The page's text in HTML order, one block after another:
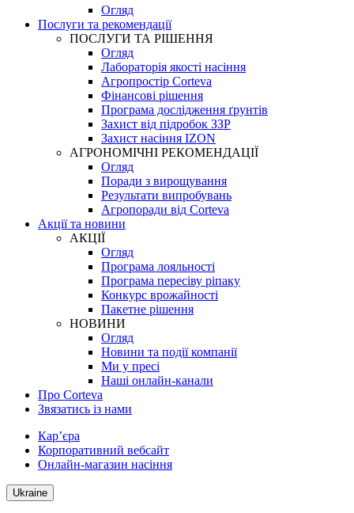
Огляд
Послуги та рекомендації
ПОСЛУГИ ТА РІШЕННЯ
Огляд
Лабораторія якості насіння
Агропростір Corteva
Фінансові рішення
Програма дослідження ґрунтів
Захист від підробок ЗЗР
Захист насіння IZON
АГРОНОМІЧНІ РЕКОМЕНДАЦІЇ
Огляд
Поради з вирощування
Результати випробувань
Агропоради від Corteva
Акції та новини
АКЦІЇ
Огляд
Програма лояльності
Програма пересіву ріпаку
Конкурс врожайності
Пакетне рішення
НОВИНИ
Огляд
Новини та події компанії
Ми у пресі
Наші онлайн-канали
Про Corteva
Звязатись із нами
Кар’єра
Корпоративний вебсайт
Онлайн-магазин насіння
Ukraine